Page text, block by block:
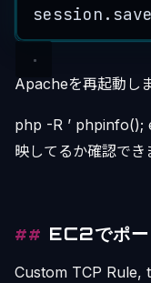
session .
Apacheを再起動し
php -R ’ phpinfo();
映してるか確認でき
EC2でポー
Custom TCP Rule,